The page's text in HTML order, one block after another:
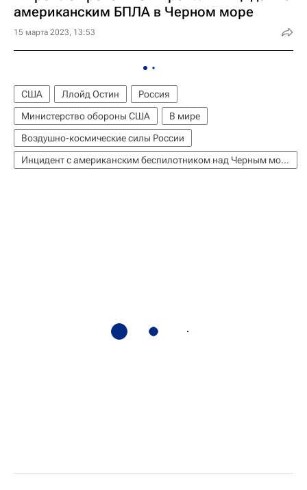
американским БПЛА в Черном море
15 марта 2023, 13:53
США Ллойд Остин
Россия
Министерство обороны США
В мире
Воздушно-космические силы России
Инцидент с американским беспилотником над Черным морем